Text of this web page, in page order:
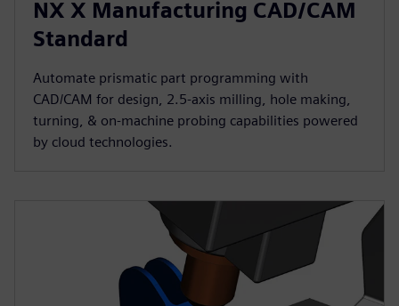
NX X Manufacturing CAD/CAM
Standard
Automate prismatic part programming with
CAD/CAM for design, 2.5-axis milling, hole making,
turning, & on-machine probing capabilities powered
by cloud technologies.